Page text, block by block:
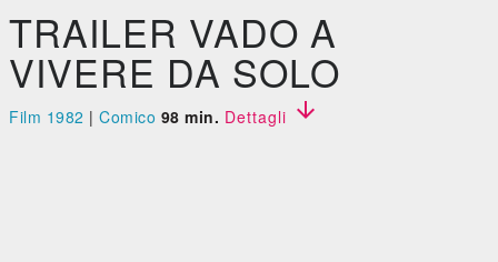
TRAILER VADO A
VIVERE DA SOLO
Film 1982 |Comico 98 min. Dettagli 